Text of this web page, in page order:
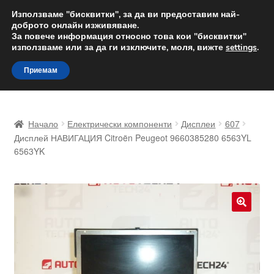
ДОСТАВКА от 12 лв.
Доставка по целия свят
Skip
to
navigation
Skip
to
content
Доставка по целия свят
За нас
Контакт
Начало Електрически компоненти Дисплеи
607
Дисплей НАВИГАЦИЯ Citroën Peugeot 9660385280 6563YL
6563YK
Използваме "бисквитки", за да ви предоставим най-
доброто онлайн изживяване.
За повече информация относно това кои "бисквитки"
използваме или за да ги изключите, моля, вижте settings.
Приемам